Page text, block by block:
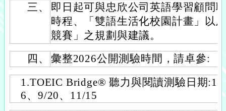
三、
即日起可與忠欣公司英語學習顧問
時程、「雙語生活化校園計畫」以
競賽」之規劃與建議。
四、
彙整2026公開測驗時間，請卓參:
1.TOEIC Bridge® 聽力與閱讀測驗日期:1/
6、9/20、11/15